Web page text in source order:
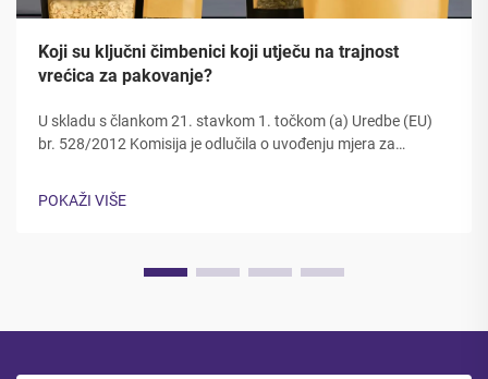
Koji su ključni čimbenici koji utječu na trajnost
vrećica za pakovanje?
U skladu s člankom 21. stavkom 1. točkom (a) Uredbe (EU)
br. 528/2012 Komisija je odlučila o uvođenju mjera za
točkom (a) Uredbe (EU) br. 528/2012. Dugovječnost i
POKAŽI VIŠE